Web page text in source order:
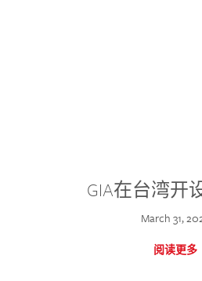
GIA在台湾开
March 31,
阅读更多